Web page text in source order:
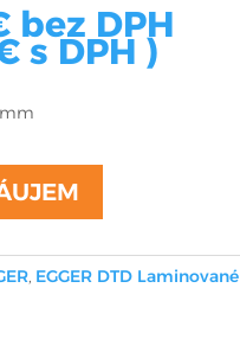
bez DPH
s DPH )
, EGGER DTD Laminované